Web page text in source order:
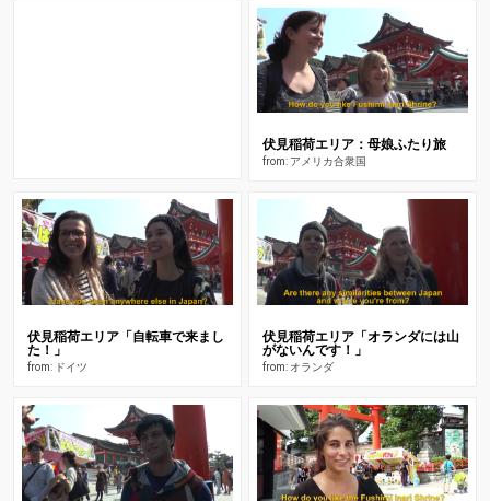
伏見稲荷エリア：母娘ふたり旅
from: アメリカ合衆国
伏見稲荷エリア「自転車で来まし
た！」
from: ドイツ
伏見稲荷エリア「オランダには山
がないんです！」
from: オランダ